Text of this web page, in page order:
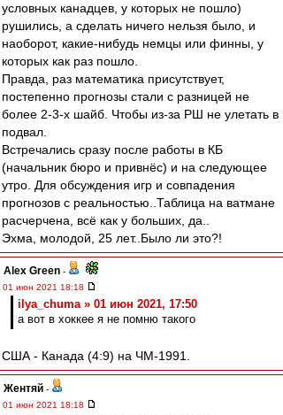
условных канадцев, у которых не пошло)
рушились, а сделать ничего нельзя было, и
наоборот, какие-нибудь немцы или финны, у
которых как раз пошло.
Правда, раз математика присутствует,
постепенно прогнозы стали с разницей не
более 2-3-х шайб. Чтобы из-за РШ не улетать в
подвал.
Встречались сразу после работы в КБ
(начальник бюро и привнёс) и на следующее
утро. Для обсуждения игр и совпадения
прогнозов с реальностью..Таблица на ватмане
расчерчена, всё как у больших, да..
Эхма, молодой, 25 лет..Было ли это?!
Alex Green -
01 июн 2021 18:18
ilya_chuma » 01 июн 2021, 17:50
а вот в хоккее я не помню такого
США - Канада (4:9) на ЧМ-1991.
Жентяй -
01 июн 2021 18:18